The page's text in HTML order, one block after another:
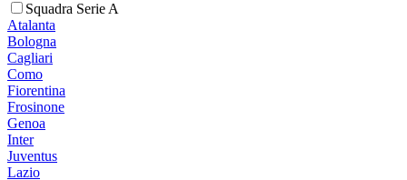
Squadra Serie A
Atalanta
Bologna
Cagliari
Como
Fiorentina
Frosinone
Genoa
Inter
Juventus
Lazio